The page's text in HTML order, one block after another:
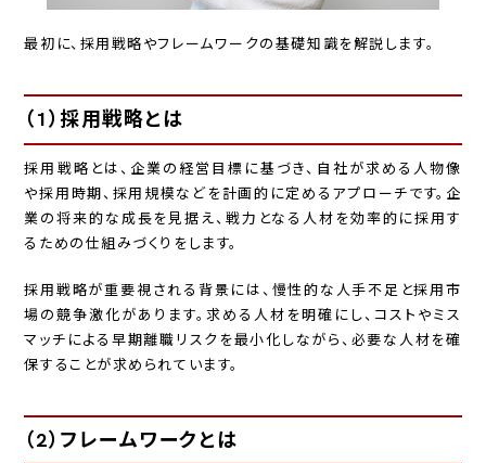
最初に、採用戦略やフレームワークの基礎知識を解説します。
（1）採用戦略とは
採用戦略とは、企業の経営目標に基づき、自社が求める人物像
や採用時期、採用規模などを計画的に定めるアプローチです。企
業の将来的な成長を見据え、戦力となる人材を効率的に採用す
るための仕組みづくりをします。
採用戦略が重要視される背景には、慢性的な人手不足と採用市
場の競争激化があります。求める人材を明確にし、コストやミス
マッチによる早期離職リスクを最小化しながら、必要な人材を確
保することが求められています。
（2）フレームワークとは